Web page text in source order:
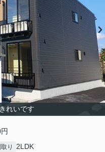
れいです
り 2LDK